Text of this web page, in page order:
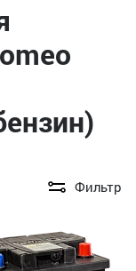
Фильтр